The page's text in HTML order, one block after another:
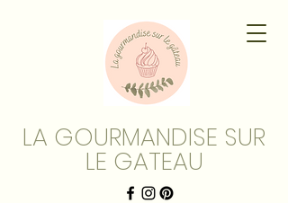
LA GOURMANDISE SUR
LE GATEAU